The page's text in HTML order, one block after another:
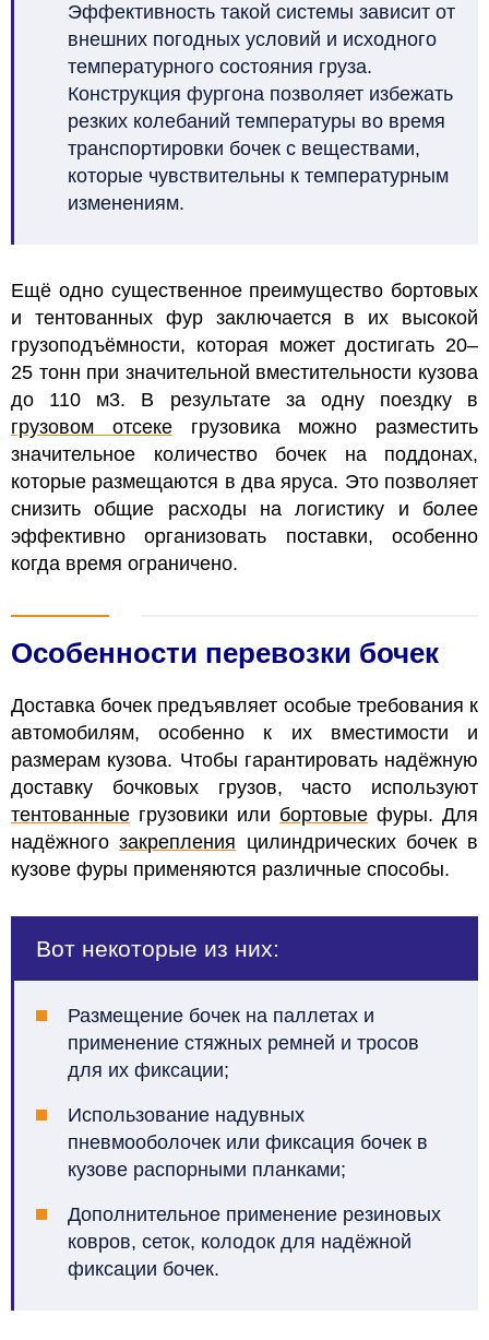
Эффективность такой системы зависит от
внешних погодных условий и исходного
температурного состояния груза.
Конструкция фургона позволяет избежать
резких колебаний температуры во время
транспортировки бочек с веществами,
которые чувствительны к температурным
изменениям.
Ещё одно существенное преимущество бортовых
и тентованных фур заключается в их высокой
грузоподъёмности, которая может достигать 20–
25 тонн при значительной вместительности кузова
до 110 м3. В результате за одну поездку в
грузовом отсекегрузовика можно разместить
значительное количество бочек на поддонах,
которые размещаются в два яруса. Это позволяет
снизить общие расходы на логистику и более
эффективно организовать поставки, особенно
когда время ограничено.
Особенности перевозки бочек
Доставка бочек предъявляет особые требования к
автомобилям, особенно к их вместимости и
размерам кузова. Чтобы гарантировать надёжную
доставку бочковых грузов, часто используют
тентованные грузовики или бортовые фуры. Для
надёжногозакрепления цилиндрических бочек в
кузове фуры применяются различные способы.
Вот некоторые из них:
Размещение бочек на паллетах и
применение стяжных ремней и тросов
для их фиксации;
Использование надувных
пневмооболочек или фиксация бочек в
кузове распорными планками;
Дополнительное применение резиновых
ковров, сеток, колодок для надёжной
фиксации бочек.